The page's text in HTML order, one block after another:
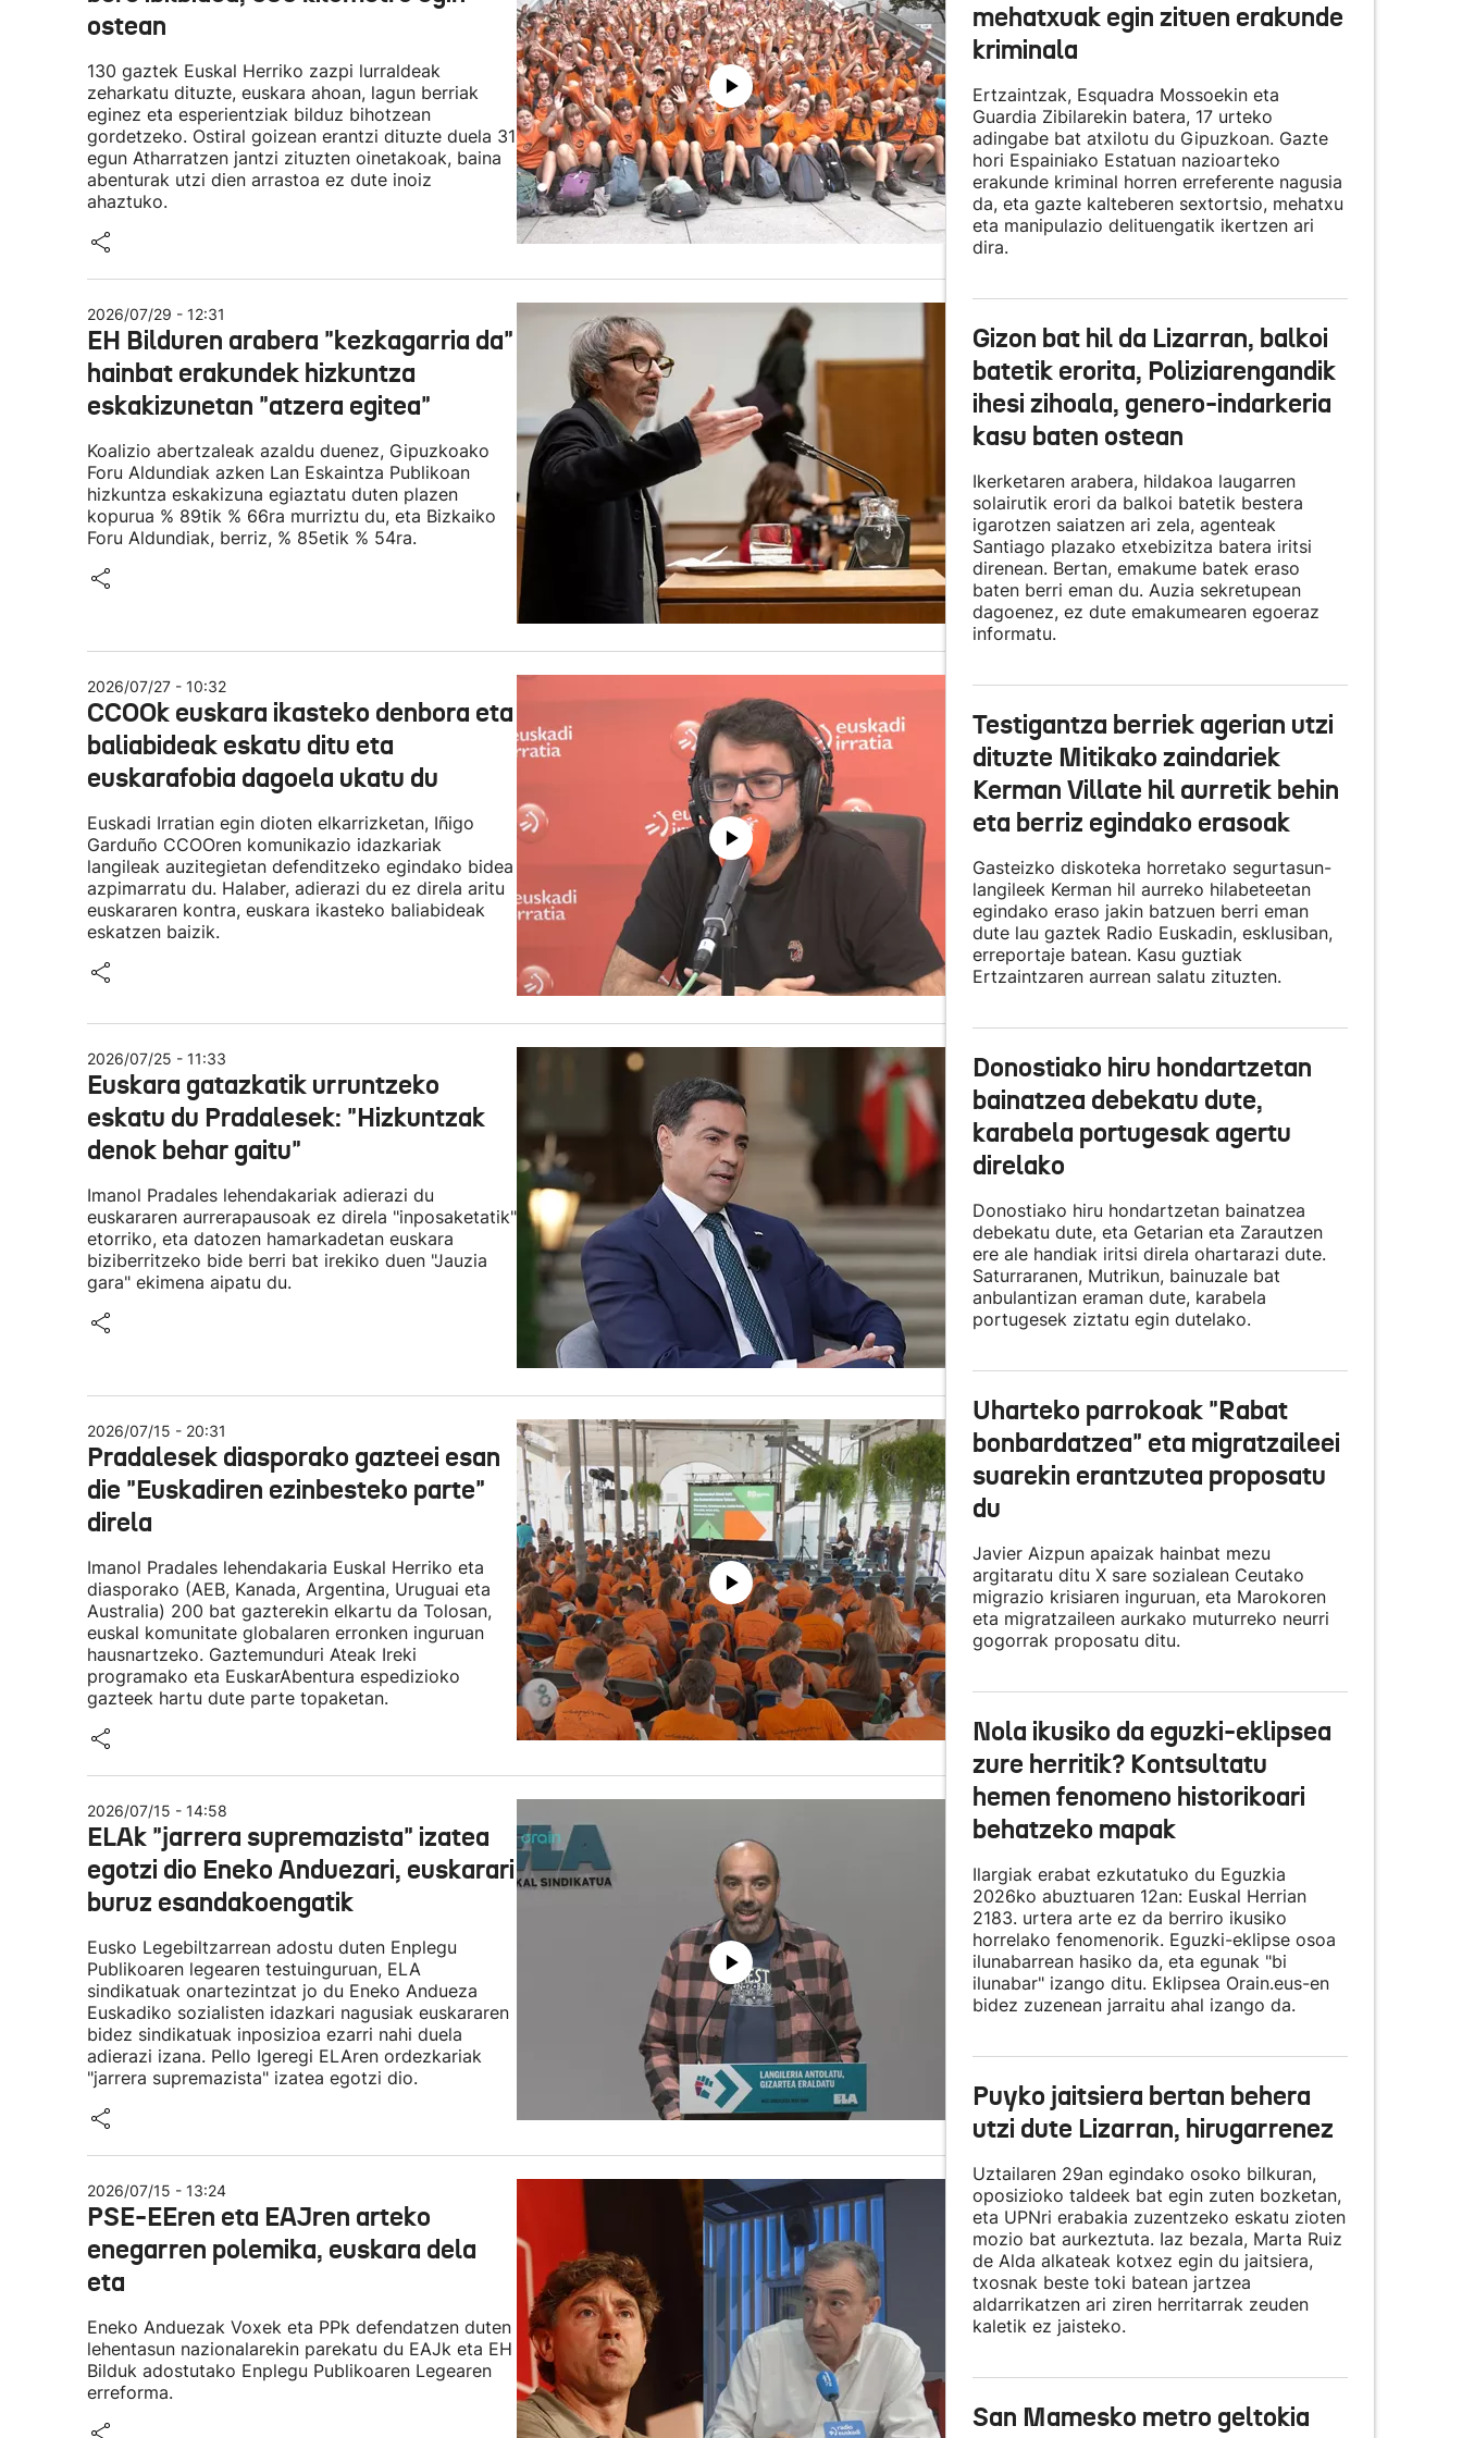
ostean
130 gaztek Euskal Herriko zazpi lurraldeak
zeharkatu dituzte, euskara ahoan, lagun berriak
eginez eta esperientziak bilduz bihotzean
gordetzeko. Ostiral goizean erantzi dituzte duela 31
egun Atharratzen jantzi zituzten oinetakoak, baina
abenturak utzi dien arrastoa ez dute inoiz
ahaztuko.
2026/07/29 - 12:31
EH Bilduren arabera "kezkagarria da"
hainbat erakundek hizkuntza
eskakizunetan "atzera egitea"
Koalizio abertzaleak azaldu duenez, Gipuzkoako
Foru Aldundiak azken Lan Eskaintza Publikoan
hizkuntza eskakizuna egiaztatu duten plazen
kopurua % 89tik % 66ra murriztu du, eta Bizkaiko
Foru Aldundiak, berriz, % 85etik % 54ra.
2026/07/27 - 10:32
CCOOk euskara ikasteko denbora eta
baliabideak eskatu ditu eta
euskarafobia dagoela ukatu du
Euskadi Irratian egin dioten elkarrizketan, Iñigo
Garduño CCOOren komunikazio idazkariak
langileak auzitegietan defenditzeko egindako bidea
azpimarratu du. Halaber, adierazi du ez direla aritu
euskararen kontra, euskara ikasteko baliabideak
eskatzen baizik.
2026/07/25 - 11:33
Euskara gatazkatik urruntzeko
eskatu du Pradalesek: "Hizkuntzak
denok behar gaitu"
Imanol Pradales lehendakariak adierazi du
euskararen aurrerapausoak ez direla "inposaketatik"
etorriko, eta datozen hamarkadetan euskara
biziberritzeko bide berri bat irekiko duen "Jauzia
gara" ekimena aipatu du.
2026/07/15 - 20:31
Pradalesek diasporako gazteei esan
die "Euskadiren ezinbesteko parte"
direla
Imanol Pradales lehendakaria Euskal Herriko eta
diasporako (AEB, Kanada, Argentina, Uruguai eta
Australia) 200 bat gazterekin elkartu da Tolosan,
euskal komunitate globalaren erronken inguruan
hausnartzeko. Gaztemunduri Ateak Ireki
programako eta EuskarAbentura espedizioko
gazteek hartu dute parte topaketan.
2026/07/15 - 14:58
ELAk "jarrera supremazista" izatea
egotzi dio Eneko Anduezari, euskarari
buruz esandakoengatik
Eusko Legebiltzarrean adostu duten Enplegu
Publikoaren legearen testuinguruan, ELA
sindikatuak onartezintzat jo du Eneko Andueza
Euskadiko sozialisten idazkari nagusiak euskararen
bidez sindikatuak inposizioa ezarri nahi duela
adierazi izana. Pello Igeregi ELAren ordezkariak
"jarrera supremazista" izatea egotzi dio.
2026/07/15 - 13:24
PSE-EEren eta EAJren arteko
enegarren polemika, euskara dela
eta
Eneko Anduezak Voxek eta PPk defendatzen duten
lehentasun nazionalarekin parekatu du EAJk eta EH
Bilduk adostutako Enplegu Publikoaren Legearen
erreforma.
mehatxuak egin zituen erakunde
kriminala
Ertzaintzak, Esquadra Mossoekin eta
Guardia Zibilarekin batera, 17 urteko
adingabe bat atxilotu du Gipuzkoan. Gazte
hori Espainiako Estatuan nazioarteko
erakunde kriminal horren erreferente nagusia
da, eta gazte kalteberen sextortsio, mehatxu
eta manipulazio delituengatik ikertzen ari
dira.
Gizon bat hil da Lizarran, balkoi
batetik erorita, Poliziarengandik
ihesi zihoala, genero-indarkeria
kasu baten ostean
Ikerketaren arabera, hildakoa laugarren
solairutik erori da balkoi batetik bestera
igarotzen saiatzen ari zela, agenteak
Santiago plazako etxebizitza batera iritsi
direnean. Bertan, emakume batek eraso
baten berri eman du. Auzia sekretupean
dagoenez, ez dute emakumearen egoeraz
informatu.
Testigantza berriek agerian utzi
dituzte Mitikako zaindariek
Kerman Villate hil aurretik behin
eta berriz egindako erasoak
Gasteizko diskoteka horretako segurtasun-
langileek Kerman hil aurreko hilabeteetan
egindako eraso jakin batzuen berri eman
dute lau gaztek Radio Euskadin, esklusiban,
erreportaje batean. Kasu guztiak
Ertzaintzaren aurrean salatu zituzten.
Donostiako hiru hondartzetan
bainatzea debekatu dute,
karabela portugesak agertu
direlako
Donostiako hiru hondartzetan bainatzea
debekatu dute, eta Getarian eta Zarautzen
ere ale handiak iritsi direla ohartarazi dute.
Saturraranen, Mutrikun, bainuzale bat
anbulantizan eraman dute, karabela
portugesek ziztatu egin dutelako.
Uharteko parrokoak "Rabat
bonbardatzea" eta migratzaileei
suarekin erantzutea proposatu
du
Javier Aizpun apaizak hainbat mezu
argitaratu ditu X sare sozialean Ceutako
migrazio krisiaren inguruan, eta Marokoren
eta migratzaileen aurkako muturreko neurri
gogorrak proposatu ditu.
Nola ikusiko da eguzki-eklipsea
zure herritik? Kontsultatu
hemen fenomeno historikoari
behatzeko mapak
Ilargiak erabat ezkutatuko du Eguzkia
2026ko abuztuaren 12an: Euskal Herrian
2183. urtera arte ez da berriro ikusiko
horrelako fenomenorik. Eguzki-eklipse osoa
ilunabarrean hasiko da, eta egunak "bi
ilunabar" izango ditu. Eklipsea Orain.eus-en
bidez zuzenean jarraitu ahal izango da.
Puyko jaitsiera bertan behera
utzi dute Lizarran, hirugarrenez
Uztailaren 29an egindako osoko bilkuran,
oposizioko taldeek bat egin zuten bozketan,
eta UPNri erabakia zuzentzeko eskatu zioten
mozio bat aurkeztuta. Iaz bezala, Marta Ruiz
de Alda alkateak kotxez egin du jaitsiera,
txosnak beste toki batean jartzea
aldarrikatzen ari ziren herritarrak zeuden
kaletik ez jaisteko.
San Mamesko metro geltokia